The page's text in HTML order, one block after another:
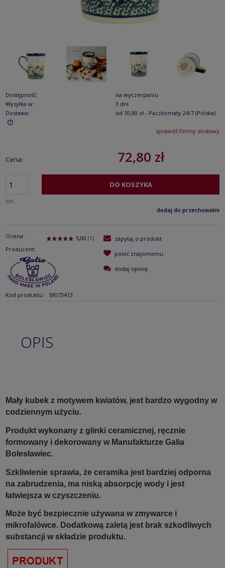
Dostępność:
na wyczerpaniu
Wysyłka w:
3 dni
Dostawa:
od 10,90 zł - Paczkomaty 24/7 (Polska)
Cena nie zawiera ewentualnych kosztów płatnościsprawdź formy dostawy
Cena: 72,80 zł
szt.
DO KOSZYKA
dodaj do przechowalni
Ocena:
Producent:
Kod produktu: 59073413
zapytaj o produkt
poleć znajomemu
dodaj opinię
OPIS
Mały kubek z motywem kwiatów, jest bardzo wygodny w
codziennym użyciu.
Produkt wykonany z glinki ceramicznej, ręcznie
formowany i dekorowany w Manufakturze Galia
Bolesławiec.
Szkliwienie sprawia, że ceramika jest bardziej odporna
na zabrudzenia, ma niską absorpcję wody i jest
łatwiejsza w czyszczeniu.
Może być bezpiecznie używana w zmywarce i
mikrofalówce. Dodatkową zaletą jest brak szkodliwych
substancji w składzie produktu.